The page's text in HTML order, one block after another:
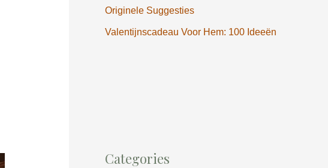
Originele Suggesties
Valentijnscadeau Voor Hem: 100 Ideeën
Categories